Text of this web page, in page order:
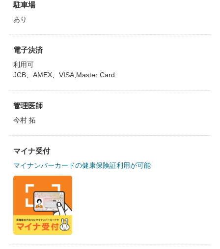
駐車場
あり
電子決済
利用可
JCB、AMEX、VISA,Master Card
管理医師
今村 拓
マイナ受付
マイナンバーカードの健康保険証利用が可能